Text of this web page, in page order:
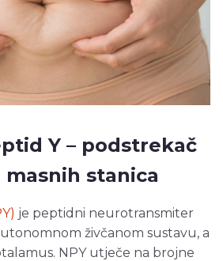
Y – podstrekač
stanica
je peptidni neurotransmiter
živčanom sustavu, a
NPY utječe na brojne